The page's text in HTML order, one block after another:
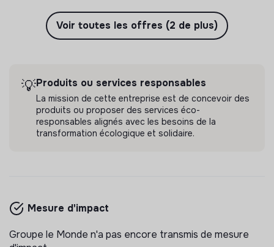
le Huff. Post, le Mde Diplomatique et l'Obs
couvrent l'actualité internationale, éco, culturelle
Produits ou services responsables Stage
Voir toutes les offres (2 de plus)
💡Produits ou services responsables
La mission de cette entreprise est de concevoir des
produits ou proposer des services éco-
responsables alignés avec les besoins de la
transformation écologique et solidaire.
Mesure d'impact
Groupe le Monde n'a pas encore transmis de mesure